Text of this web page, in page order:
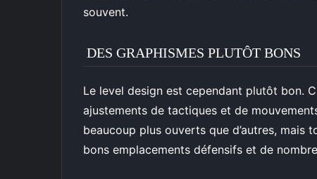
souvent.
DES GRAPHISMES PLUTÔT BONS
Le level design est cependant plutôt bon.
ajustements de tactiques et de
beaucoup plus ouverts que d’autres,
bons emplacements défensifs et de